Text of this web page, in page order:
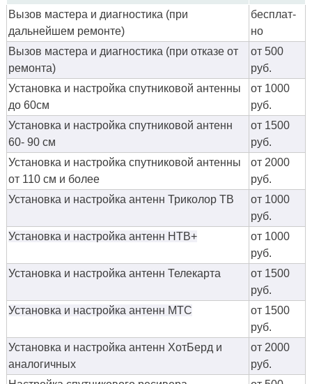
Вызов мастера и диагностика (при
дальнейшем ремонте)
бес­плат­
но
Вызов мастера и диагностика (при отказе от
ремонта)
от 500
руб.
Установка и настройка спутниковой антенны
до 60см
от 1000
руб.
Установка и настройка спутниковой антенн
60- 90 см
от 1500
руб.
Установка и настройка спутниковой антенны
от 110 см и более
от 2000
руб.
Установка и настройка антенн Триколор ТВ
от 1000
руб.
Установка и настройка антенн НТВ+
от 1000
руб.
Установка и настройка антенн Телекарта
от 1500
руб.
Установка и настройка антенн МТС
от 1500
руб.
Установка и настройка антенн ХотБерд и
аналогичных
от 2000
руб.